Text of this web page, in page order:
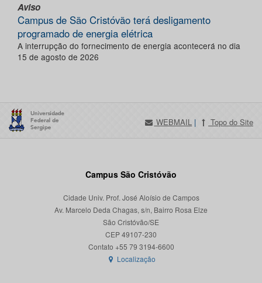
Aviso
Campus de São Cristóvão terá desligamento
programado de energia elétrica
A interrupção do fornecimento de energia acontecerá no dia
15 de agosto de 2026
WEBMAIL | Topo do Site
Campus São Cristóvão
Cidade Univ. Prof. José Aloísio de Campos
Av. Marcelo Deda Chagas, s/n, Bairro Rosa Elze
São Cristóvão/SE
CEP 49107-230
Localização